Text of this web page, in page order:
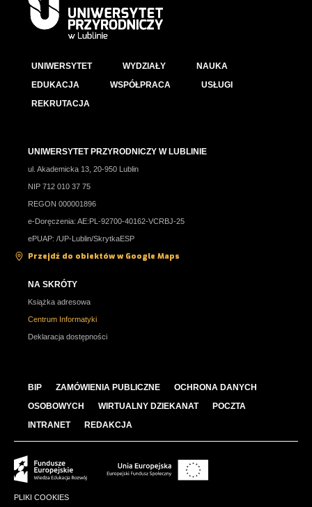
UNIWERSYTET WYDZIAŁY
NAUKA
EDUKACJA
WSPÓŁPRACA
USŁUGI
REKRUTACJA
UNIWERSYTET PRZYRODNICZY W LUBLINIE
ul. Akademicka 13, 20-950 Lublin
NIP 712 010 37 75
REGON 000001896
e-Doręczenia: AE:PL-92700-40162-VCRBJ-25
ePUAP: /UP-Lublin/SkrytkaESP
Przejdź do obiektów w Google Maps
NA SKRÓTY
Książka adresowa
Centrum Informatyki
Deklaracja dostępności
BIP ZAMÓWIENIA PUBLICZNE
OCHRONA DANYCH
OSOBOWYCH
WIRTUALNY DZIEKANAT
POCZTA
INTRANET
REDAKCJA
PLIKI COOKIES